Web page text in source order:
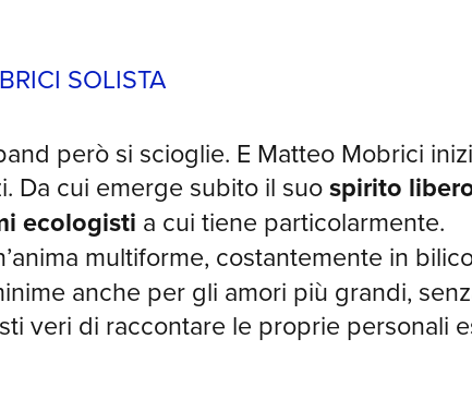
SOLISTA
però si scioglie. E Matteo Mobrici
Da cui emerge subito il suospirito
ecologisti a cui tiene particolarmente.
multiforme, costantemente in
anche per gli amori più grandi,
veri di raccontare le proprie personali